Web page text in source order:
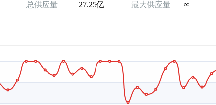
总供应量 27.25亿 最大供应量 ∞